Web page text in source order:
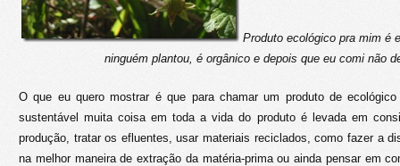
Produto ecológico pra mim é
ninguém plantou, é orgânico e depois que eu comi não
O que eu quero mostrar é que para chamar um produto de
sustentável muita coisa em toda a vida do produto é levada em
produção, tratar os efluentes, usar materiais reciclados, como fazer a
na melhor maneira de extração da matéria-prima ou ainda pensar em